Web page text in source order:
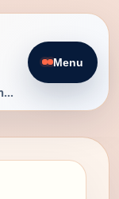
prehľadný online bazár pre dnešný predaj
Menu